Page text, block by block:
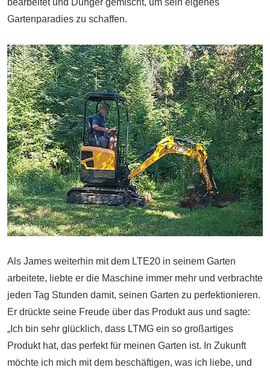
Gartenparadies zu schaffen.
Als James weiterhin mit dem LTE20 in seinem Garten
arbeitete, liebte er die Maschine immer mehr und verbrachte
jeden Tag Stunden damit, seinen Garten zu perfektionieren.
Er drückte seine Freude über das Produkt aus und sagte:
„Ich bin sehr glücklich, dass LTMG ein so großartiges
Produkt hat, das perfekt für meinen Garten ist. In Zukunft
möchte ich mich mit dem beschäftigen, was ich liebe, und